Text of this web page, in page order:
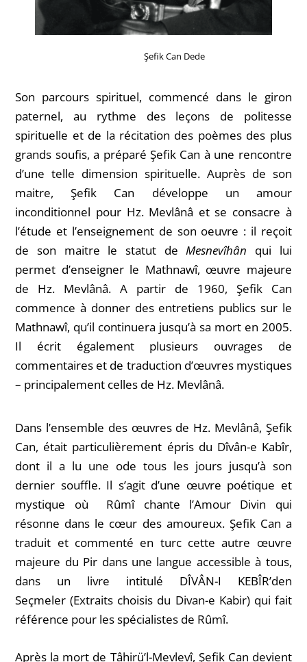
Şefik Can Dede
Son parcours spirituel, commencé dans le giron
paternel, au rythme des leçons de politesse
spirituelle et de la récitation des poèmes des plus
grands soufis, a préparé Şefik Can à une rencontre
d’une telle dimension spirituelle. Auprès de son
maitre, Şefik Can développe un amour
inconditionnel pour Hz. Mevlânâ et se consacre à
l’étude et l’enseignement de son oeuvre : il reçoit
de son maitre le statut deMesnevîhân qui lui
permet d’enseigner le Mathnawî, œuvre majeure
de Hz. Mevlânâ. A partir de 1960, Şefik Can
commence à donner des entretiens publics sur le
Mathnawî, qu’il continuera jusqu’à sa mort en 2005.
Il écrit également plusieurs ouvrages de
commentaires et de traduction d’œuvres mystiques
– principalement celles de Hz. Mevlânâ.
Dans l’ensemble des œuvres de Hz. Mevlânâ, Şefik
Can, était particulièrement épris du Dîvân-e Kabîr,
dont il a lu une ode tous les jours jusqu’à son
dernier souffle. Il s’agit d’une œuvre poétique et
mystique où Rûmî chante l’Amour Divin qui
résonne dans le cœur des amoureux. Şefik Can a
traduit et commenté en turc cette autre œuvre
majeure du Pir dans une langue accessible à tous,
dans un livre intitulé DÎVÂN-I KEBÎR’den
Seçmeler(Extraits choisis du Divan-e Kabir) qui fait
référence pour les spécialistes de Rûmî.
Après la mort de Tâhirü’l-Mevlevî, Şefik Can devient